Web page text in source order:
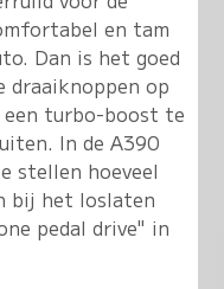
en tam
Dan is het goed
draaiknoppen op
turbo-boost te
In de A390
stellen hoeveel
bij het loslaten
pedal drive" in